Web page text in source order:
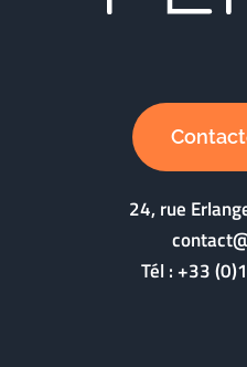
24, rue
Tél :+33